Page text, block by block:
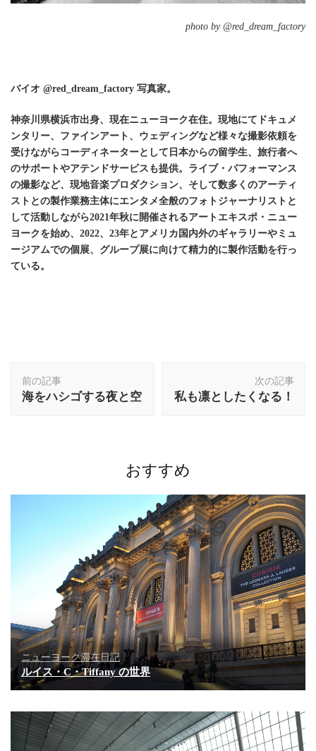
photo by @red_dream_factory
バイオ @red_dream_factory 写真家。
神奈川県横浜市出身、現在ニューヨーク在住。 現地にてドキュメ
ンタリー、ファインアート、ウェディングなど様々な撮影依頼を
受けながらコーディネーターとして日本からの留学生、旅行者へ
のサポートやアテンドサービスも提供。 ライブ・パフォーマンス
の撮影など、現地音楽プロダクション、そして数多くのアーティ
ストとの製作業務主体にエンタメ全般のフォトジャーナリストと
して活動しながら2021年秋に開催されるアートエキスポ・ニュー
ヨークを始め、2022、23年とアメリカ国内外のギャラリーやミュ
ージアムでの個展、グループ展に向けて精力的に製作活動を行っ
ている。
稿
ナ
ン
前の記事
海をハシゴする夜と空
次の記事
私も凛としたくなる！
おすすめ
ニューヨーク滞在日記
ルイス・C・Tiffany の世界